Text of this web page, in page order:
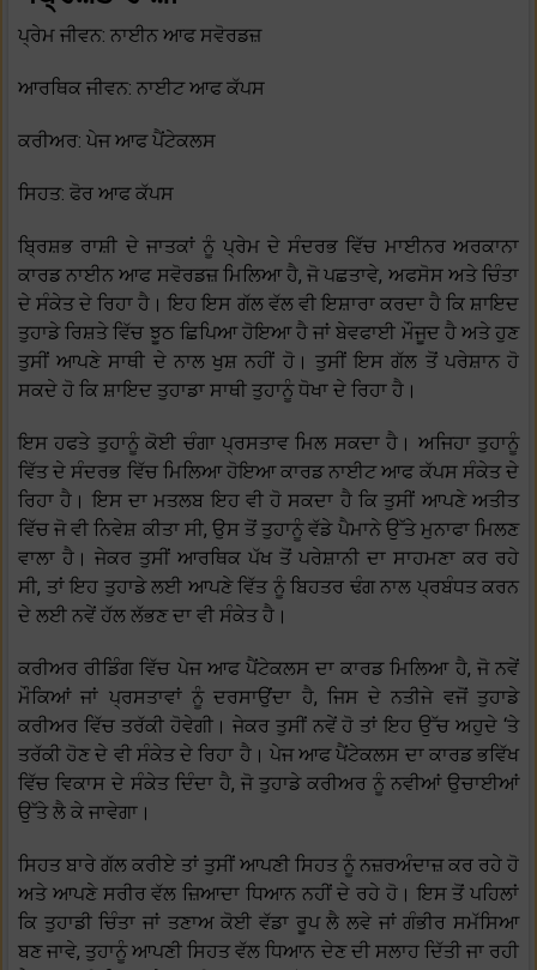
ਪ੍ਰੇਮ ਜੀਵਨ: ਨਾਈਨ ਆਫ ਸਵੋਰਡਜ਼
ਆਰਥਿਕ ਜੀਵਨ: ਨਾਈਟ ਆਫ ਕੱਪਸ
ਕਰੀਅਰ: ਪੇਜ ਆਫ ਪੈਂਟੇਕਲਸ
ਸਿਹਤ: ਫੋਰ ਆਫ ਕੱਪਸ
ਬ੍ਰਿਸ਼ਭ ਰਾਸ਼ੀ ਦੇ ਜਾਤਕਾਂ ਨੂੰ ਪ੍ਰੇਮ ਦੇ ਸੰਦਰਭ ਵਿੱਚ ਮਾਈਨਰ ਅਰਕਾਨਾ
ਕਾਰਡ ਨਾਈਨ ਆਫ ਸਵੋਰਡਜ਼ ਮਿਲਿਆ ਹੈ, ਜੋ ਪਛਤਾਵੇ, ਅਫਸੋਸ ਅਤੇ ਚਿੰਤਾ
ਦੇ ਸੰਕੇਤ ਦੇ ਰਿਹਾ ਹੈ। ਇਹ ਇਸ ਗੱਲ ਵੱਲ ਵੀ ਇਸ਼ਾਰਾ ਕਰਦਾ ਹੈ ਕਿ ਸ਼ਾਇਦ
ਤੁਹਾਡੇ ਰਿਸ਼ਤੇ ਵਿੱਚ ਝੂਠ ਛਿਪਿਆ ਹੋਇਆ ਹੈ ਜਾਂ ਬੇਵਫਾਈ ਮੌਜੂਦ ਹੈ ਅਤੇ ਹੁਣ
ਤੁਸੀਂ ਆਪਣੇ ਸਾਥੀ ਦੇ ਨਾਲ ਖੁਸ਼ ਨਹੀਂ ਹੋ। ਤੁਸੀਂ ਇਸ ਗੱਲ ਤੋਂ ਪਰੇਸ਼ਾਨ ਹੋ
ਸਕਦੇ ਹੋ ਕਿ ਸ਼ਾਇਦ ਤੁਹਾਡਾ ਸਾਥੀ ਤੁਹਾਨੂੰ ਧੋਖਾ ਦੇ ਰਿਹਾ ਹੈ।
ਇਸ ਹਫਤੇ ਤੁਹਾਨੂੰ ਕੋਈ ਚੰਗਾ ਪ੍ਰਸਤਾਵ ਮਿਲ ਸਕਦਾ ਹੈ। ਅਜਿਹਾ ਤੁਹਾਨੂੰ
ਵਿੱਤ ਦੇ ਸੰਦਰਭ ਵਿੱਚ ਮਿਲਿਆ ਹੋਇਆ ਕਾਰਡ ਨਾਈਟ ਆਫ ਕੱਪਸ ਸੰਕੇਤ ਦੇ
ਰਿਹਾ ਹੈ। ਇਸ ਦਾ ਮਤਲਬ ਇਹ ਵੀ ਹੋ ਸਕਦਾ ਹੈ ਕਿ ਤੁਸੀਂ ਆਪਣੇ ਅਤੀਤ
ਵਿੱਚ ਜੋ ਵੀ ਨਿਵੇਸ਼ ਕੀਤਾ ਸੀ, ਉਸ ਤੋਂ ਤੁਹਾਨੂੰ ਵੱਡੇ ਪੈਮਾਨੇ ਉੱਤੇ ਮੁਨਾਫਾ ਮਿਲਣ
ਵਾਲਾ ਹੈ। ਜੇਕਰ ਤੁਸੀਂ ਆਰਥਿਕ ਪੱਖ ਤੋਂ ਪਰੇਸ਼ਾਨੀ ਦਾ ਸਾਹਮਣਾ ਕਰ ਰਹੇ
ਸੀ, ਤਾਂ ਇਹ ਤੁਹਾਡੇ ਲਈ ਆਪਣੇ ਵਿੱਤ ਨੂੰ ਬਿਹਤਰ ਢੰਗ ਨਾਲ ਪ੍ਰਬੰਧਤ ਕਰਨ
ਦੇ ਲਈ ਨਵੇਂ ਹੱਲ ਲੱਭਣ ਦਾ ਵੀ ਸੰਕੇਤ ਹੈ।
ਕਰੀਅਰ ਰੀਡਿੰਗ ਵਿੱਚ ਪੇਜ ਆਫ ਪੈਂਟੇਕਲਸ ਦਾ ਕਾਰਡ ਮਿਲਿਆ ਹੈ, ਜੋ ਨਵੇਂ
ਮੌਕਿਆਂ ਜਾਂ ਪ੍ਰਸਤਾਵਾਂ ਨੂੰ ਦਰਸਾਉਂਦਾ ਹੈ, ਜਿਸ ਦੇ ਨਤੀਜੇ ਵਜੋਂ ਤੁਹਾਡੇ
ਕਰੀਅਰ ਵਿੱਚ ਤਰੱਕੀ ਹੋਵੇਗੀ। ਜੇਕਰ ਤੁਸੀਂ ਨਵੇਂ ਹੋ ਤਾਂ ਇਹ ਉੱਚ ਅਹੁਦੇ ‘ਤੇ
ਤਰੱਕੀ ਹੋਣ ਦੇ ਵੀ ਸੰਕੇਤ ਦੇ ਰਿਹਾ ਹੈ। ਪੇਜ ਆਫ ਪੈਂਟੇਕਲਸ ਦਾ ਕਾਰਡ ਭਵਿੱਖ
ਵਿੱਚ ਵਿਕਾਸ ਦੇ ਸੰਕੇਤ ਦਿੰਦਾ ਹੈ, ਜੋ ਤੁਹਾਡੇ ਕਰੀਅਰ ਨੂੰ ਨਵੀਆਂ ਉਚਾਈਆਂ
ਉੱਤੇ ਲੈ ਕੇ ਜਾਵੇਗਾ।
ਸਿਹਤ ਬਾਰੇ ਗੱਲ ਕਰੀਏ ਤਾਂ ਤੁਸੀਂ ਆਪਣੀ ਸਿਹਤ ਨੂੰ ਨਜ਼ਰਅੰਦਾਜ਼ ਕਰ ਰਹੇ ਹੋ
ਅਤੇ ਆਪਣੇ ਸਰੀਰ ਵੱਲ ਜ਼ਿਆਦਾ ਧਿਆਨ ਨਹੀਂ ਦੇ ਰਹੇ ਹੋ। ਇਸ ਤੋਂ ਪਹਿਲਾਂ
ਕਿ ਤੁਹਾਡੀ ਚਿੰਤਾ ਜਾਂ ਤਣਾਅ ਕੋਈ ਵੱਡਾ ਰੂਪ ਲੈ ਲਵੇ ਜਾਂ ਗੰਭੀਰ ਸਮੱਸਿਆ
ਬਣ ਜਾਵੇ, ਤੁਹਾਨੂੰ ਆਪਣੀ ਸਿਹਤ ਵੱਲ ਧਿਆਨ ਦੇਣ ਦੀ ਸਲਾਹ ਦਿੱਤੀ ਜਾ ਰਹੀ